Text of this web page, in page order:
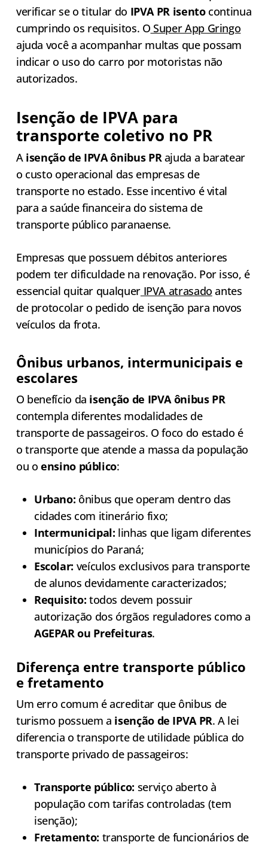
verificar se o titular do IPVA PR isentocontinua
cumprindo os requisitos. O Super App Gringo
ajuda você a acompanhar multas que possam
indicar o uso do carro por motoristas não
autorizados.
Isenção de IPVA para
transporte coletivo no PR
A isenção de IPVA ônibus PR ajuda a baratear
o custo operacional das empresas de
transporte no estado. Esse incentivo é vital
para a saúde financeira do sistema de
transporte público paranaense.
Empresas que possuem débitos anteriores
podem ter dificuldade na renovação. Por isso, é
essencial quitar qualquerIPVA atrasado antes
de protocolar o pedido de isenção para novos
veículos da frota.
Ônibus urbanos, intermunicipais e
escolares
O benefício da isenção de IPVA ônibus PR
contempla diferentes modalidades de
transporte de passageiros. O foco do estado é
o transporte que atende a massa da população
ou oensino público:
Urbano: ônibus que operam dentro das
cidades com itinerário fixo;
Intermunicipal: linhas que ligam diferentes
municípios do Paraná;
Escolar: veículos exclusivos para transporte
de alunos devidamente caracterizados;
Requisito: todos devem possuir
autorização dos órgãos reguladores como a
AGEPAR ou Prefeituras.
Diferença entre transporte público
e fretamento
Um erro comum é acreditar que ônibus de
turismo possuem a isenção de IPVA PR. A lei
diferencia o transporte de utilidade pública do
transporte privado de passageiros:
Transporte público: serviço aberto à
população com tarifas controladas (tem
isenção);
Fretamento: transporte de funcionários de